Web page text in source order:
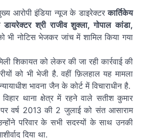
आरोपी इंडिया न्यूज के डाइरेक्टरकार्तिकेय
श्री राजीव शुक्ला, गोपाल कांडा,
भी नोटिस भेजकर जांच में शामिल किया गया
शिकायत को लेकर की जा रही कार्रवाई की
को भी भेजी है. वहीं फ़िलहाल यह मामला
भावना जैन के कोर्ट में विचाराधीन है.
थाना क्षेत्र में रहने वाले सतीश कुमार
वर्ष 2013 की 2 जुलाई को संत आसाराम
परिवार के सभी सदस्यों के साथ उनकी
दिया था.